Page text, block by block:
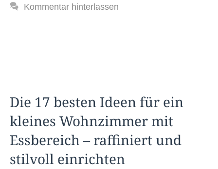
Kommentar hinterlassen
Die 17 besten Ideen für ein
kleines Wohnzimmer mit
Essbereich – raffiniert und
stilvoll einrichten